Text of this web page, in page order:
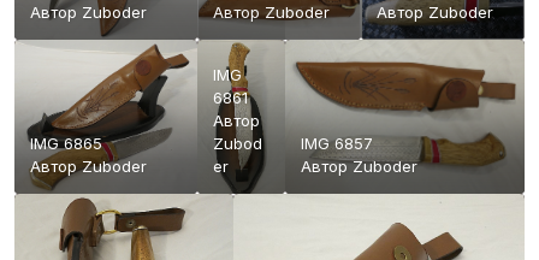
Автор Zuboder
Автор Zuboder
Автор Zuboder
IMG 6865
АвторZuboder
IMG
6861
Автор
Zubod
er
IMG 6857
АвторZuboder